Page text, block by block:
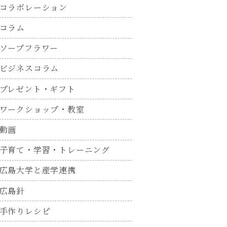
ラボレーション
ラム
ープフラワー
ジネスコラム
レゼント・ギフト
ークショップ・教室
画
育て・学習・トレーニング
島大学と産学連携
島針
作りレシピ